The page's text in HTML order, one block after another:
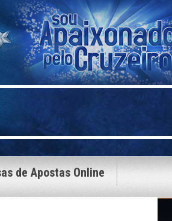
de Apostas Online